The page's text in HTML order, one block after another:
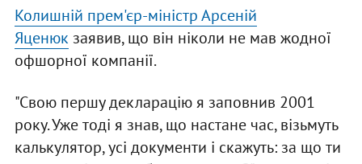
Колишній прем'єр-міністр Арсеній
Яценюк заявив, що він ніколи не мав жодної
офшорної компанії.
"Свою першу декларацію я заповнив 2001
року. Уже тоді я знав, що настане час, візьмуть
калькулятор, усі документи і скажуть: за що ти